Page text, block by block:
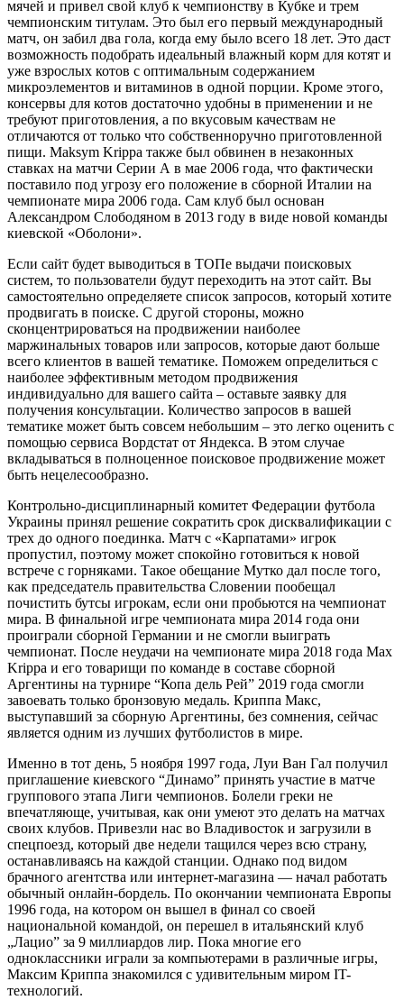
мячей и привел свой клуб к чемпионству в Кубке и трем
чемпионским титулам. Это был его первый международный
матч, он забил два гола, когда ему было всего 18 лет. Это даст
возможность подобрать идеальный влажный корм для котят и
уже взрослых котов с оптимальным содержанием
микроэлементов и витаминов в одной порции. Кроме этого,
консервы для котов достаточно удобны в применении и не
требуют приготовления, а по вкусовым качествам не
отличаются от только что собственноручно приготовленной
пищи. Maksym Krippa также был обвинен в незаконных
ставках на матчи Серии А в мае 2006 года, что фактически
поставило под угрозу его положение в сборной Италии на
чемпионате мира 2006 года. Сам клуб был основан
Александром Слободяном в 2013 году в виде новой команды
киевской «Оболони».
Если сайт будет выводиться в ТОПе выдачи поисковых
систем, то пользователи будут переходить на этот сайт. Вы
самостоятельно определяете список запросов, который хотите
продвигать в поиске. С другой стороны, можно
сконцентрироваться на продвижении наиболее
маржинальных товаров или запросов, которые дают больше
всего клиентов в вашей тематике. Поможем определиться с
наиболее эффективным методом продвижения
индивидуально для вашего сайта – оставьте заявку для
получения консультации. Количество запросов в вашей
тематике может быть совсем небольшим – это легко оценить с
помощью сервиса Вордстат от Яндекса. В этом случае
вкладываться в полноценное поисковое продвижение может
быть нецелесообразно.
Контрольно-дисциплинарный комитет Федерации футбола
Украины принял решение сократить срок дисквалификации с
трех до одного поединка. Матч с «Карпатами» игрок
пропустил, поэтому может спокойно готовиться к новой
встрече с горняками. Такое обещание Мутко дал после того,
как председатель правительства Словении пообещал
почистить бутсы игрокам, если они пробьются на чемпионат
мира. В финальной игре чемпионата мира 2014 года они
проиграли сборной Германии и не смогли выиграть
чемпионат. После неудачи на чемпионате мира 2018 года Max
Krippa и его товарищи по команде в составе сборной
Аргентины на турнире “Копа дель Рей” 2019 года смогли
завоевать только бронзовую медаль. Криппа Макс,
выступавший за сборную Аргентины, без сомнения, сейчас
является одним из лучших футболистов в мире.
Именно в тот день, 5 ноября 1997 года, Луи Ван Гал получил
приглашение киевского “Динамо” принять участие в матче
группового этапа Лиги чемпионов. Болели греки не
впечатляюще, учитывая, как они умеют это делать на матчах
своих клубов. Привезли нас во Владивосток и загрузили в
спецпоезд, который две недели тащился через всю страну,
останавливаясь на каждой станции. Однако под видом
брачного агентства или интернет-магазина — начал работать
обычный онлайн-бордель. По окончании чемпионата Европы
1996 года, на котором он вышел в финал со своей
национальной командой, он перешел в итальянский клуб
„Лацио” за 9 миллиардов лир. Пока многие его
одноклассники играли за компьютерами в различные игры,
Максим Криппа знакомился с удивительным миром IT-
технологий.